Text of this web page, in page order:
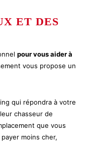
ET DES
pour vous aider à
vous propose un
qui répondra à votre
chasseur de
que vous
moins cher,